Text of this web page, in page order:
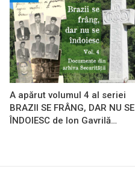
A apărut volumul 4 al seriei
BRAZII SE FRÂNG, DAR NU SE
ÎNDOIESC de Ion Gavrilă…